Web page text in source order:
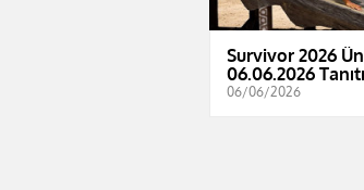
Survivor 2026
06.06.2026
06/06/2026